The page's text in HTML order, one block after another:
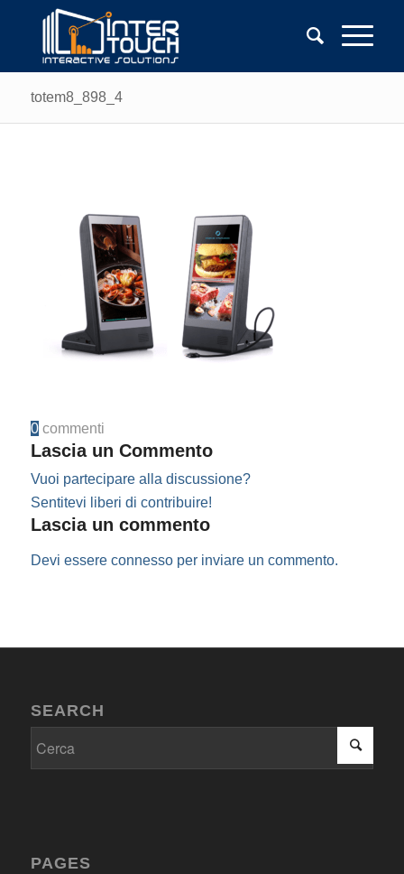
totem8_898_4
0 commenti
Lascia un Commento
Vuoi partecipare alla discussione?
Sentitevi liberi di contribuire!
Lascia un commento
Devi essere connessoper inviare un commento.
SEARCH
PAGES